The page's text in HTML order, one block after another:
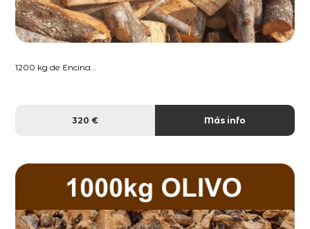
1200 kg de Encina...
320 € Más info